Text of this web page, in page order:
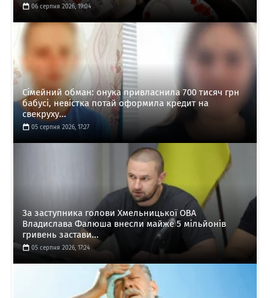
06 серпня 2026, 19:04
Сімейний обман: онука привласнила 700 тисяч грн
бабусі, невістка потай оформила кредит на
свекруху...
05 серпня 2026, 17:27
За заступника голови Хмельницької ОВА
Владислава Фалюша внесли майже 5 мільйонів
гривень застави...
05 серпня 2026, 17:24